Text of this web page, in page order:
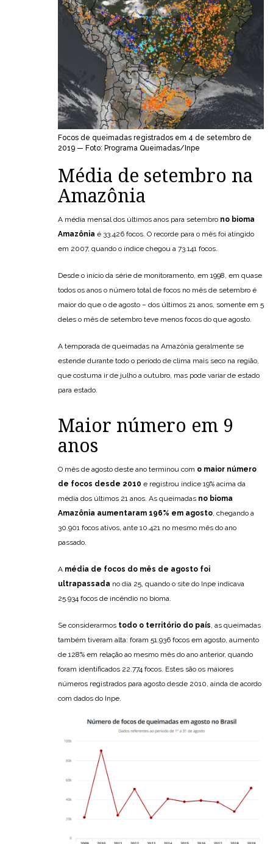
Focos de queimadas registrados em 4 de setembro de
2019 — Foto: Programa Queimadas/Inpe
Média de setembro na
Amazônia
A média mensal dos últimos anos para setembro no bioma
Amazônia é 33.426 focos. O recorde para o mês foi atingido
em 2007, quando o índice chegou a 73.141 focos.
Desde o início da série de monitoramento, em 1998, em quase
todos os anos o número total de focos no mês de setembro é
maior do que o de agosto – dos últimos 21 anos, somente em 5
deles o mês de setembro teve menos focos do que agosto.
A temporada de queimadas na Amazônia geralmente se
estende durante todo o período de clima mais seco na região,
que costuma ir de julho a outubro, mas pode variar de estado
para estado.
Maior número em 9
anos
O mês de agosto deste ano terminou com o maior número
de focos desde 2010 e registrou índice 19% acima da
média dos últimos 21 anos. As queimadas no bioma
Amazônia aumentaram 196% em agosto , chegando a
30.901 focos ativos, ante 10.421 no mesmo mês do ano
passado.
A média de focos do mês de agosto foi
ultrapassada no dia 25, quando o site do Inpe indicava
25.934 focos de incêndio no bioma.
Se considerarmos todo o território do país , as queimadas
também tiveram alta: foram 51.936 focos em agosto, aumento
de 128% em relação ao mesmo mês do ano anterior, quando
foram identificados 22.774 focos. Estes são os maiores
números registrados para agosto desde 2010, ainda de acordo
com dados do Inpe.